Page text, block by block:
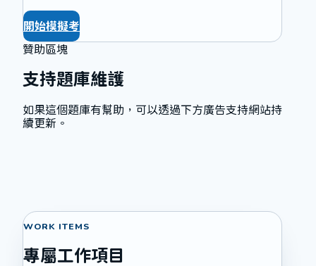
開始模擬考
贊助區塊
支持題庫維護
如果這個題庫有幫助，可以透過下方廣告支持網站持
續更新。
WORK ITEMS
專屬工作項目